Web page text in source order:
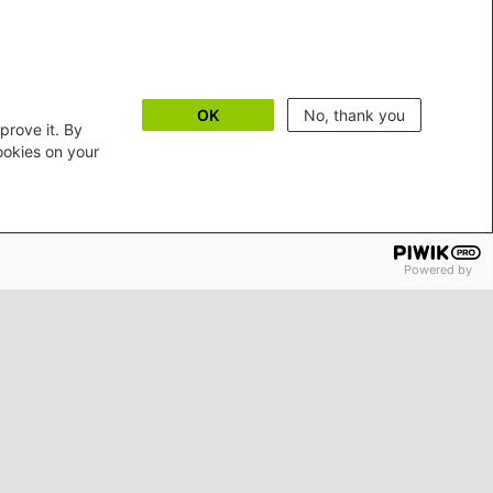
it. By
on your
OK No, thank you
Powered by